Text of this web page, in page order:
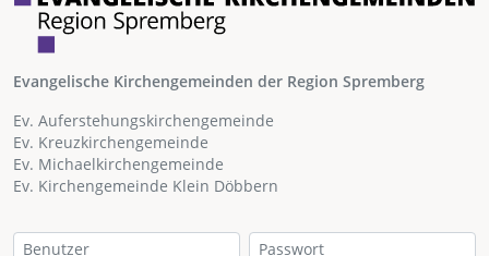
Evangelische Kirchengemeinden der Region Spremberg
Ev. Auferstehungskirchengemeinde
Ev. Kreuzkirchengemeinde
Ev. Michaelkirchengemeinde
Ev. Kirchengemeinde Klein Döbbern